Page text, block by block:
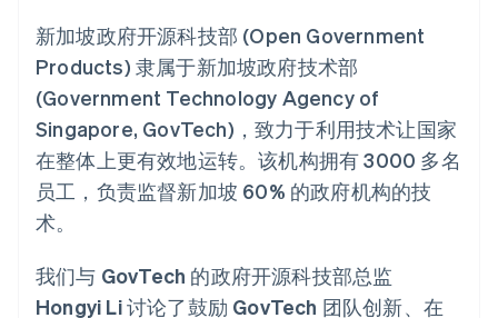
Link
加速结账
更多
Product roadmap
了解未来规划
Radar
Atlas
初创企业注册
创作者经济
游戏
酒店、旅游与休闲
保险
非营利组织
专业服务
公共部门
零售
生态系统
开发者博客
API 状态
联系
联系销售
成为合作伙伴
新加坡政府开源科技部 (Open Government
Products) 隶属于新加坡政府技术部
(Government Technology Agency of
Singapore, GovTech)，致力于利用技术让国家
在整体上更有效地运转。该机构拥有 3000 多名
员工，负责监督新加坡 60% 的政府机构的技
术。
我们与 GovTech 的政府开源科技部总监
Hongyi Li 讨论了鼓励 GovTech 团队创新、在